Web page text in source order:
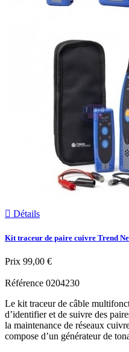
 Détails
Kit traceur de paire cuivre Trend
Prix 99,00 €
Référence 0204230
Le kit traceur de câble
d’identifier et de suivre des
la maintenance de réseaux
compose d’un générateur de